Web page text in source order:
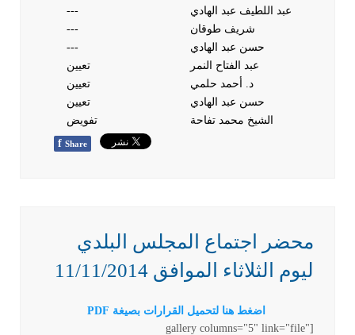
---
عبد اللطيف عبد الهادي
---
شريف طوقان
---
حسن عبد الهادي
تعيين
عبد الفتاح النمر
تعيين
د. أحمد حلمي
تعيين
حسن عبد الهادي
تفويض
الشيخ محمد تفاحة
f Share
محضر اجتماع المجلس البلدي
ليوم الثلاثاء الموافق 11/11/2014
اضغط هنا لتحميل القرارات بصيغة PDF
[gallery columns="5" link="file"